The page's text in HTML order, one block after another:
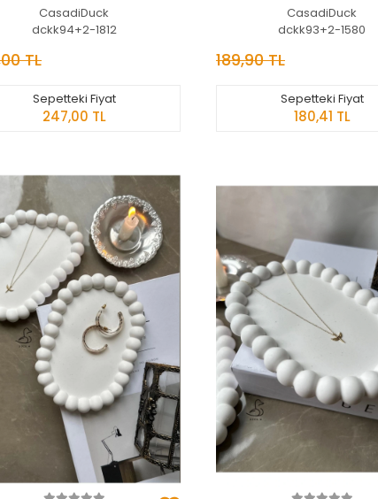
CasadiDuck
dckk94+2-1812
TL
Sepetteki Fiyat
247,00 TL
CasadiDuck
dckk93+2-1580
189,90 TL
Sepetteki Fiyat
180,41 TL